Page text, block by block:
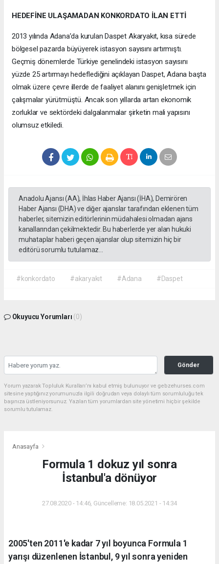
HEDEFİNE ULAŞAMADAN KONKORDATO İLAN ETTİ
2013 yılında Adana’da kurulan Daspet Akaryakıt, kısa sürede
bölgesel pazarda büyüyerek istasyon sayısını artırmıştı.
Geçmiş dönemlerde Türkiye genelindeki istasyon sayısını
yüzde 25 artırmayı hedeflediğini açıklayan Daspet, Adana başta
olmak üzere çevre illerde de faaliyet alanını genişletmek için
çalışmalar yürütmüştü. Ancak son yıllarda artan ekonomik
zorluklar ve sektördeki dalgalanmalar şirketin mali yapısını
olumsuz etkiledi.
Anadolu Ajansı (AA), İhlas Haber Ajansı (İHA), Demirören
Haber Ajansı (DHA) ve diğer ajanslar tarafından eklenen tüm
haberler, sitemizin editörlerinin müdahalesi olmadan ajans
kanallarından çekilmektedir. Bu haberlerde yer alan hukuki
muhataplar haberi geçen ajanslar olup sitemizin hiç bir
editörü sorumlu tutulamaz...
#konkordato #akaryakıt #Adana #Daspet
Okuyucu Yorumları (0)
Gönder
Yorum yazarak Topluluk Kuralları’nı kabul etmiş bulunuyor ve gebzehurses.com
sitesine yaptığınız yorumunuzla ilgili doğrudan veya dolaylı tüm sorumluluğu tek
başınıza üstleniyorsunuz. Yazılan tüm yorumlardan site yönetimi hiçbir şekilde
sorumlu tutulamaz.
Anasayfa
Formula 1 dokuz yıl sonra
İstanbul'a dönüyor
27.08.2020 - 14:46, Güncelleme: 18.05.2021 - 14:34
2005'ten 2011'e kadar 7 yıl boyunca Formula 1
yarışı düzenlenen İstanbul, 9 yıl sonra yeniden